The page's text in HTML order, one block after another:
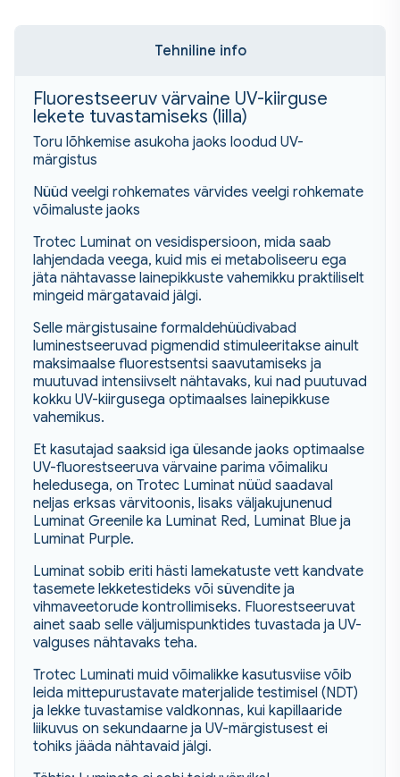
Tehniline info
Fluorestseeruv värvaine UV-kiirguse
lekete tuvastamiseks (lilla)
Toru lõhkemise asukoha jaoks loodud UV-
märgistus
Nüüd veelgi rohkemates värvides veelgi rohkemate
võimaluste jaoks
Trotec Luminat on vesidispersioon, mida saab
lahjendada veega, kuid mis ei metaboliseeru ega
jäta nähtavasse lainepikkuste vahemikku praktiliselt
mingeid märgatavaid jälgi.
Selle märgistusaine formaldehüüdivabad
luminestseeruvad pigmendid stimuleeritakse ainult
maksimaalse fluorestsentsi saavutamiseks ja
muutuvad intensiivselt nähtavaks, kui nad puutuvad
kokku UV-kiirgusega optimaalses lainepikkuse
vahemikus.
Et kasutajad saaksid iga ülesande jaoks optimaalse
UV-fluorestseeruva värvaine parima võimaliku
heledusega, on Trotec Luminat nüüd saadaval
neljas erksas värvitoonis, lisaks väljakujunenud
Luminat Greenile ka Luminat Red, Luminat Blue ja
Luminat Purple.
Luminat sobib eriti hästi lamekatuste vett kandvate
tasemete lekketestideks või süvendite ja
vihmaveetorude kontrollimiseks. Fluorestseeruvat
ainet saab selle väljumispunktides tuvastada ja UV-
valguses nähtavaks teha.
Trotec Luminati muid võimalikke kasutusviise võib
leida mittepurustavate materjalide testimisel (NDT)
ja lekke tuvastamise valdkonnas, kui kapillaaride
liikuvus on sekundaarne ja UV-märgistusest ei
tohiks jääda nähtavaid jälgi.